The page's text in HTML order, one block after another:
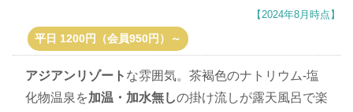
【2024年8月時点】
平日 1200円（会員950円）～
アジアンリゾート な雰囲気。茶褐色のナトリウム-塩
化物温泉を加温・加水無しの掛け流しが露天風呂で楽